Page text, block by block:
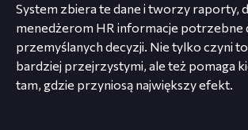
System zbiera te dane i tworzy raporty,
menedżerom HR informacje potrzebne
przemyślanych decyzji. Nie tylko czyni
bardziej przejrzystymi, ale też pomaga
tam, gdzie przyniosą największy efekt.